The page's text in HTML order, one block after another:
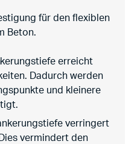
für den flexiblen
Beton.
erreicht
Dadurch werden
und kleinere
verringert
vermindert den